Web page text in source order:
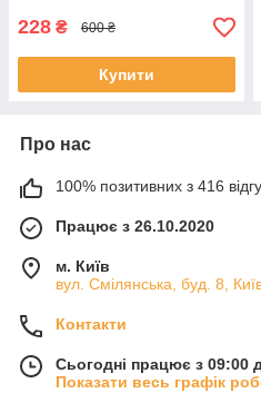
228 ₴ 600 ₴
Купити
Про нас
100% позитивних з 416
Працює з 26.10.2020
м. Київ
вул. Смілянська, буд. 8,
Контакти
Сьогодні працює з 09:00
Показати весь графік